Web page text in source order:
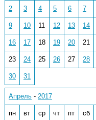
2 3 4 5 6 7
9 10 11 12 13 14
16 17 18 19 20 21
23 24 25 26 27 28
30 31
Апрель - 2017
пн вт ср чт пт сб